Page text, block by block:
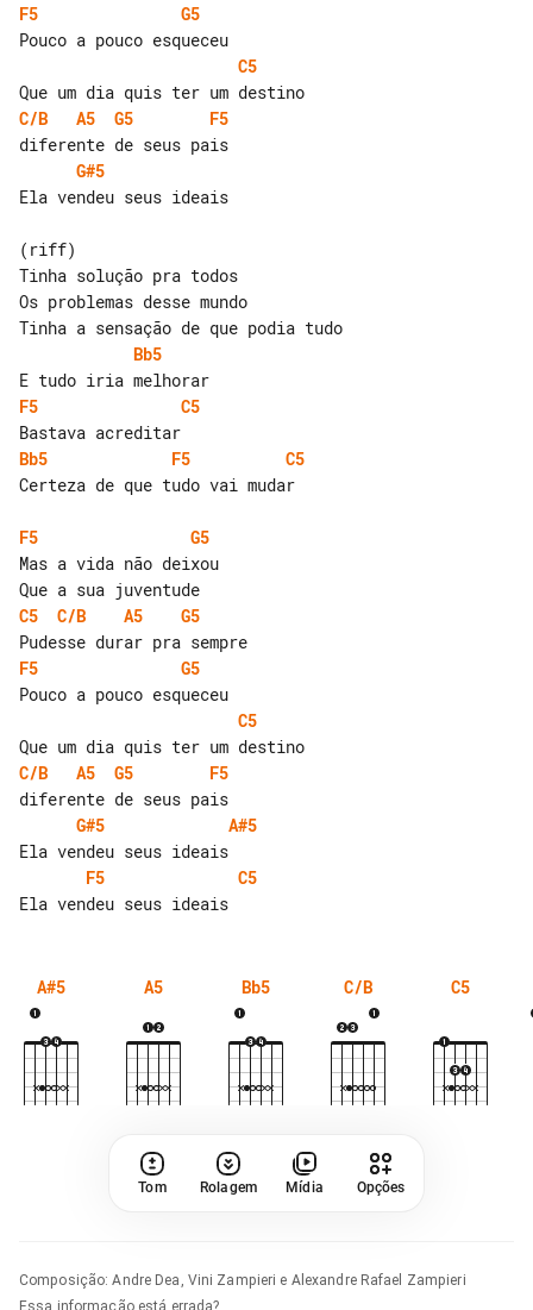
F5
G5
C5
C/B
A5 G5
F5
G#5
Ela vendeu seus ideais
(riff)
Tinha solução pra todos
Os problemas desse mundo
Bb5
F5
C5
Bb5
F5
C5
Certeza de que tudo vai mudar
F5
G5
Mas a vida não deixou
C5
C/B A5
G5
F5
G5
C5
C/B
A5 G5
F5
G#5
A#5
F5
C5
A#5 A5 Bb5 C/B C5
Tom Rolagem Mídia Opções
Composição:Andre Dea, Vini Zampieri e Alexandre Rafael Zampieri
Essa informação está errada?